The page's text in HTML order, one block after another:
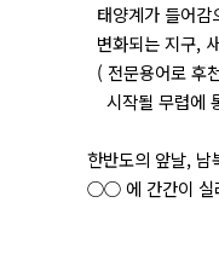
태양계가 들어감
변화되는 지구,
( 전문용어로 후
시작될 무렵에
한반도의 앞날, 남
○○ 에 간간이 실